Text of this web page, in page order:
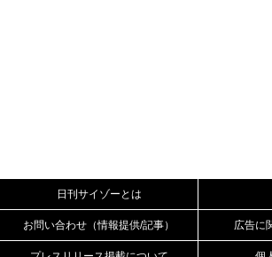
日刊サイゾーとは
お問い合わせ（情報提供/記事） 広告に